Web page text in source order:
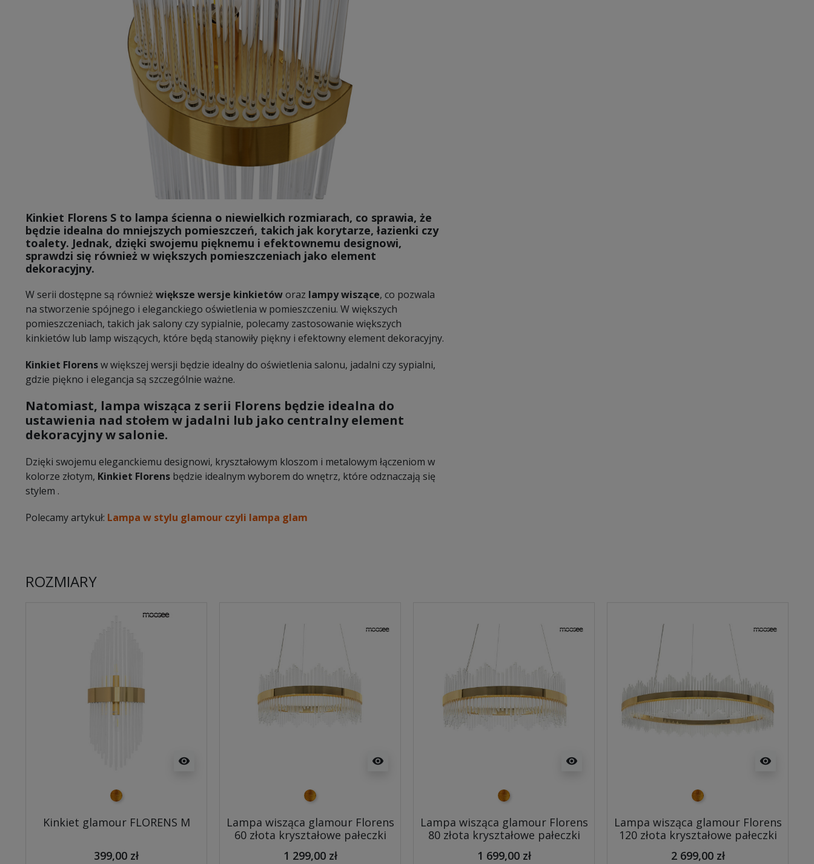
Kinkiet Florens S to lampa ścienna o niewielkich rozmiarach, co sprawia, że
będzie idealna do mniejszych pomieszczeń, takich jak korytarze, łazienki czy
toalety. Jednak, dzięki swojemu pięknemu i efektownemu designowi,
sprawdzi się również w większych pomieszczeniach jako element
dekoracyjny.
W serii dostępne są również większe wersje kinkietóworaz lampy wiszące, co pozwala
na stworzenie spójnego i eleganckiego oświetlenia w pomieszczeniu. W większych
pomieszczeniach, takich jak salony czy sypialnie, polecamy zastosowanie większych
kinkietów lub lamp wiszących, które będą stanowiły piękny i efektowny element dekoracyjny.
Kinkiet Florensw większej wersji będzie idealny do oświetlenia salonu, jadalni czy sypialni,
gdzie piękno i elegancja są szczególnie ważne.
Natomiast, lampa wisząca z serii Florens będzie idealna do
ustawienia nad stołem w jadalni lub jako centralny element
dekoracyjny w salonie.
Dzięki swojemu eleganckiemu designowi, kryształowym kloszom i metalowym łączeniom w
kolorze złotym, Kinkiet Florens będzie idealnym wyborem do wnętrz, które odznaczają się
stylem .
Polecamy artykuł: Lampa w stylu glamour czyli lampa glam
ROZMIARY
visibility
złoty
Kinkiet glamour FLORENS M
399,00 zł
visibility
złoty
Lampa wisząca glamour Florens
60 złota kryształowe pałeczki
1 299,00 zł
visibility
złoty
Lampa wisząca glamour Florens
80 złota kryształowe pałeczki
1 699,00 zł
visibility
złoty
Lampa wisząca glamour Florens
120 złota kryształowe pałeczki
2 699,00 zł